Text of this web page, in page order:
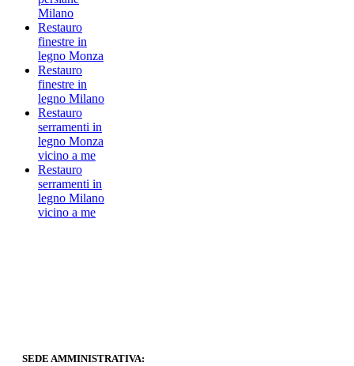
Milano
Restauro
finestre in
legno Monza
Restauro
finestre in
legno Milano
Restauro
serramenti in
legno Monza
vicino a me
Restauro
serramenti in
legno Milano
vicino a me
SEDE AMMINISTRATIVA: